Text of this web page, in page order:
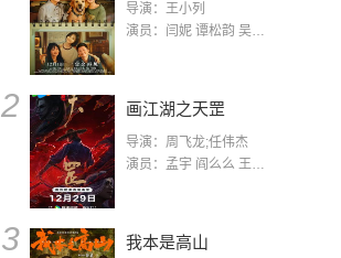
导演：王小列
演员：闫妮 谭松韵 吴京 蒋龙 赵小棠 冯雷 李虎城 平安 小七 小可乐
2 画江湖之天罡
导演：周飞龙;任伟杰
演员：孟宇 阎么么 王凯 郭政建 阎萌萌 杨默 高枫 齐斯伽 刘芊含 马程
3 我本是高山